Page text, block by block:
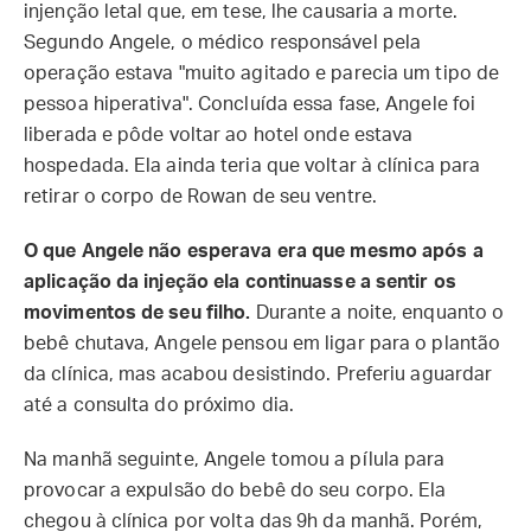
injenção letal que, em tese, lhe causaria a morte.
Segundo Angele, o médico responsável pela
operação estava "muito agitado e parecia um tipo de
pessoa hiperativa". Concluída essa fase, Angele foi
liberada e pôde voltar ao hotel onde estava
hospedada. Ela ainda teria que voltar à clínica para
retirar o corpo de Rowan de seu ventre.
O que Angele não esperava era que mesmo após a
aplicação da injeção ela continuasse a sentir os
movimentos de seu filho. Durante a noite, enquanto o
bebê chutava, Angele pensou em ligar para o plantão
da clínica, mas acabou desistindo. Preferiu aguardar
até a consulta do próximo dia.
Na manhã seguinte, Angele tomou a pílula para
provocar a expulsão do bebê do seu corpo. Ela
chegou à clínica por volta das 9h da manhã. Porém,